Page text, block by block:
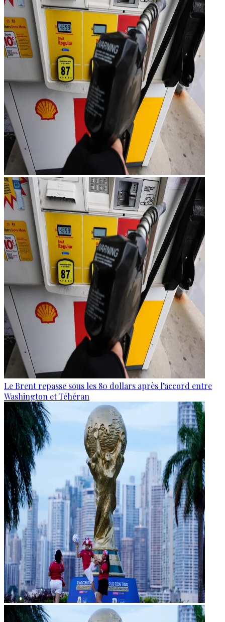
Le Brent repasse sous les 80 dollars après l’accord entre
Washington et Téhéran